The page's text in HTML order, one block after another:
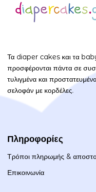
Τα diaper cakes και τα
προσφέρονται πάντα σε
τυλιγμένα και
σελοφάν με κορδέλες.
Πληροφορίες
Τρόποι πληρωμής &
Επικοινωνία